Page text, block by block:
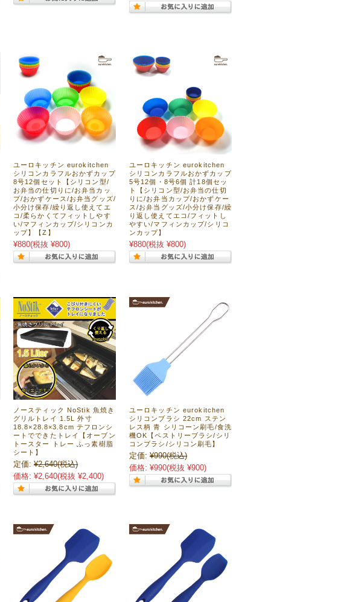
ユーロキッチン eurokitchen
シリコンカラフルおかずカップ
8号12個セット【シリコン型/
お弁当の仕切りに/お弁当カッ
プ/おかずケース/お弁当グッズ/
小分け保存/繰り返し使えてエ
コ/柔らかくてフィットしやす
い/マフィンカップ/シリコンカ
ップ】【Z】
¥880(税抜 ¥800)
ユーロキッチン eurokitchen
シリコンカラフルおかずカップ
5号12個・8号6個 計18個セッ
ト【シリコン型/お弁当の仕切
りに/お弁当カップ/おかずケー
ス/お弁当グッズ/小分け保存/繰
り返し使えてエコ/フィットし
やすい/マフィンカップ/シリコ
ンカップ】
¥880(税抜 ¥800)
ノースティック NoStik 魚焼き
グリルトレイ 1.5L 外寸
18.8×28.8×3.8cm テフロンシ
ートでできたトレイ【オーブン
トースター トレー ふっ素樹脂
シート】
定価: ¥2,640(税込)
価格: ¥2,640(税抜 ¥2,400)
ユーロキッチン eurokitchen
シリコンブラシ 22cm ステン
レス柄 青 シリコーン刷毛/食洗
機OK【ペストリーブラシ/シリ
コンブラシ/シリコン刷毛】
定価: ¥990(税込)
価格: ¥990(税抜 ¥900)